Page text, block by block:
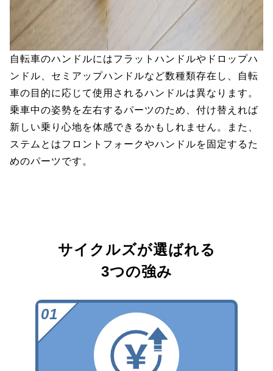
自転車のハンドルにはフラットハンドルやドロップハ
ンドル、セミアップハンドルなど数種類存在し、自転
車の目的に応じて使用されるハンドルは異なります。
乗車中の姿勢を左右するパーツのため、付け替えれば
新しい乗り心地を体感できるかもしれません。また、
ステムとはフロントフォークやハンドルを固定するた
めのパーツです。
サイクルズが選ばれる
3つの強み